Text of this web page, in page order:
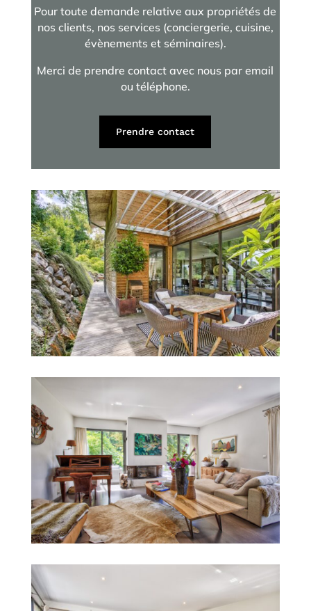
Pour toute demande relative aux propriétés de
nos clients, nos services (conciergerie, cuisine,
évènements et séminaires).
Merci de prendre contact avec nous par email
ou téléphone.
Prendre contact